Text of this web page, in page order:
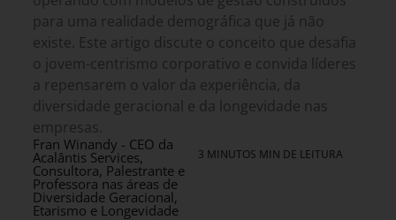
para uma realidade demográfica que já não
existe. Este artigo discute o conceito que desafia
o jovem-centrismo corporativo e convida líderes
a repensarem o valor da experiência, da
diversidade geracional e da longevidade nas
empresas.
Fran Winandy - CEO da
Acalântis Services,
Consultora, Palestrante e
Professora nas áreas de
Diversidade Geracional,
Etarismo e Longevidade
3 MINUTOS MIN DE LEITURA